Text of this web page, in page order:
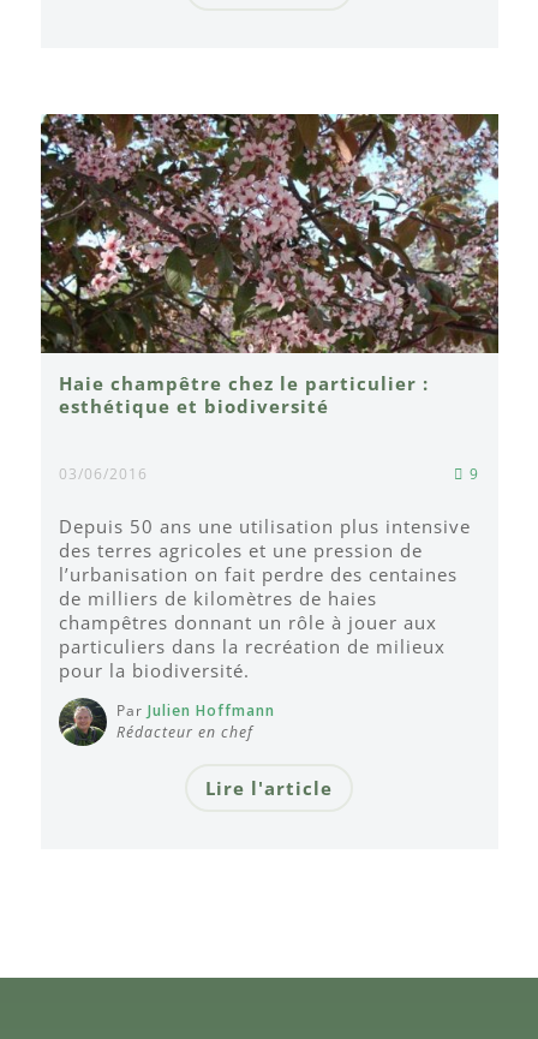
Haie champêtre chez le particulier :
esthétique et biodiversité
03/06/2016 9
Depuis 50 ans une utilisation plus intensive
des terres agricoles et une pression de
l’urbanisation on fait perdre des centaines
de milliers de kilomètres de haies
champêtres donnant un rôle à jouer aux
particuliers dans la recréation de milieux
pour la biodiversité.
Par Julien Hoffmann
Rédacteur en chef
Lire l'article